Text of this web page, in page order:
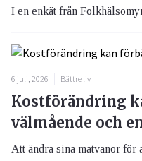
I en enkät från
6 juli, 2026 Bättre liv
Kostförändring
välmående och
Att ändra sina matvanor för